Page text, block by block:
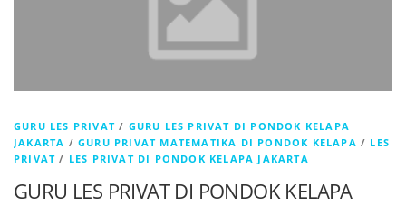
DAFTAR SEKOLAH
GURU LES PRIVAT / GURU LES PRIVAT DI PONDOK KELAPA
JAKARTA /GURU PRIVAT MATEMATIKA DI PONDOK KELAPA / LES
PRIVAT / LES PRIVAT DI PONDOK KELAPA JAKARTA
GURU LES PRIVAT DI PONDOK KELAPA